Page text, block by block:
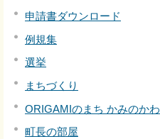
申請書ダウンロード
例規集
選挙
まちづくり
ORIGAMIのまち かみのかわ
町長の部屋